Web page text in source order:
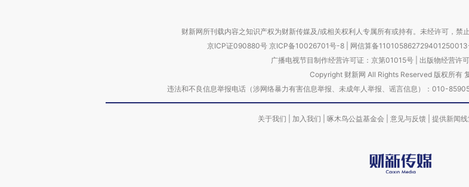
财新网所刊载内容之知识产权为财新传媒及/或相关权利人专属所有或持有。未经许可，禁
京ICP证090880号 京ICP备10026701号-8 网信算备110105862729401250013
广播电视节目制作经营许可证：京第01015号| 出版物经营许
Copyright 财新网 All Rights Reserved 版权所有
违法和不良信息举报电话（涉网络暴力有害信息举报、未成年人举报、谣言信息）：010-
关于我们 加入我们 啄木鸟公益基金会 意见与反馈 提供新闻